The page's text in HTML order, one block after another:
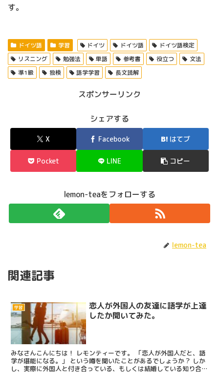
す。
ドイツ語 学習 ドイツ ドイツ語
ドイツ語検定
リスニング
勉強法 単語 参考書 役立つ
文法
準1級
独検 語学学習 長文読解
スポンサーリンク
シェアする
X Facebook はてブ
Pocket LINE コピー
lemon-teaをフォローする
lemon-tea
関連記事
学習
恋人が外国人の友達に語学が上達
したか聞いてみた。
みなさんこんにちは！ レモンティーです。 「恋人が外国人だと、語
学が堪能になる。」 という噂を聞いたことがあるでしょうか？ しか
し、実際に外国人と付き合っている、もしくは結婚している知り合い